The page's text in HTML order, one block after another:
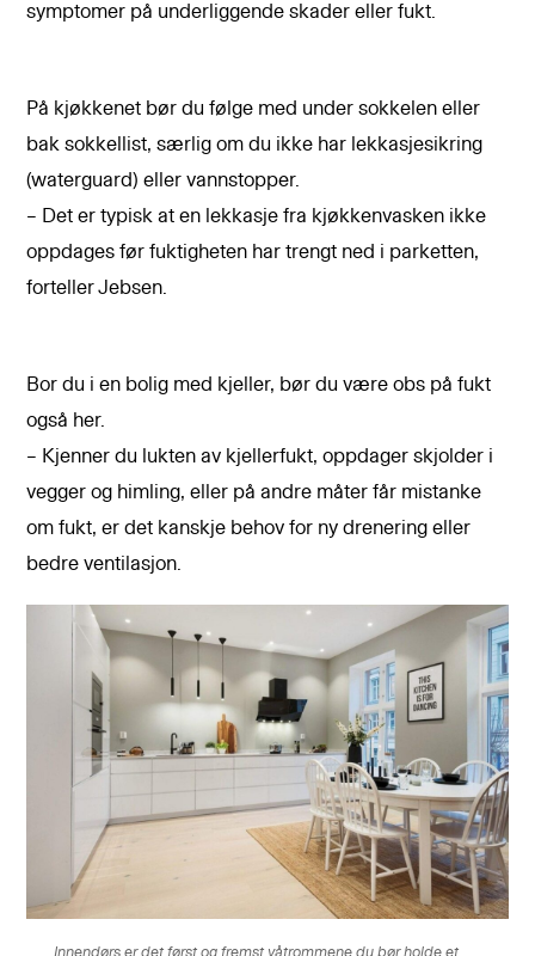
symptomer på underliggende skader eller fukt.
På kjøkkenet bør du følge med under sokkelen eller
bak sokkellist, særlig om du ikke har lekkasjesikring
(waterguard) eller vannstopper.
– Det er typisk at en lekkasje fra kjøkkenvasken ikke
oppdages før fuktigheten har trengt ned i parketten,
forteller Jebsen.
Bor du i en bolig med kjeller, bør du være obs på fukt
også her.
– Kjenner du lukten av kjellerfukt, oppdager skjolder i
vegger og himling, eller på andre måter får mistanke
om fukt, er det kanskje behov for ny drenering eller
bedre ventilasjon.